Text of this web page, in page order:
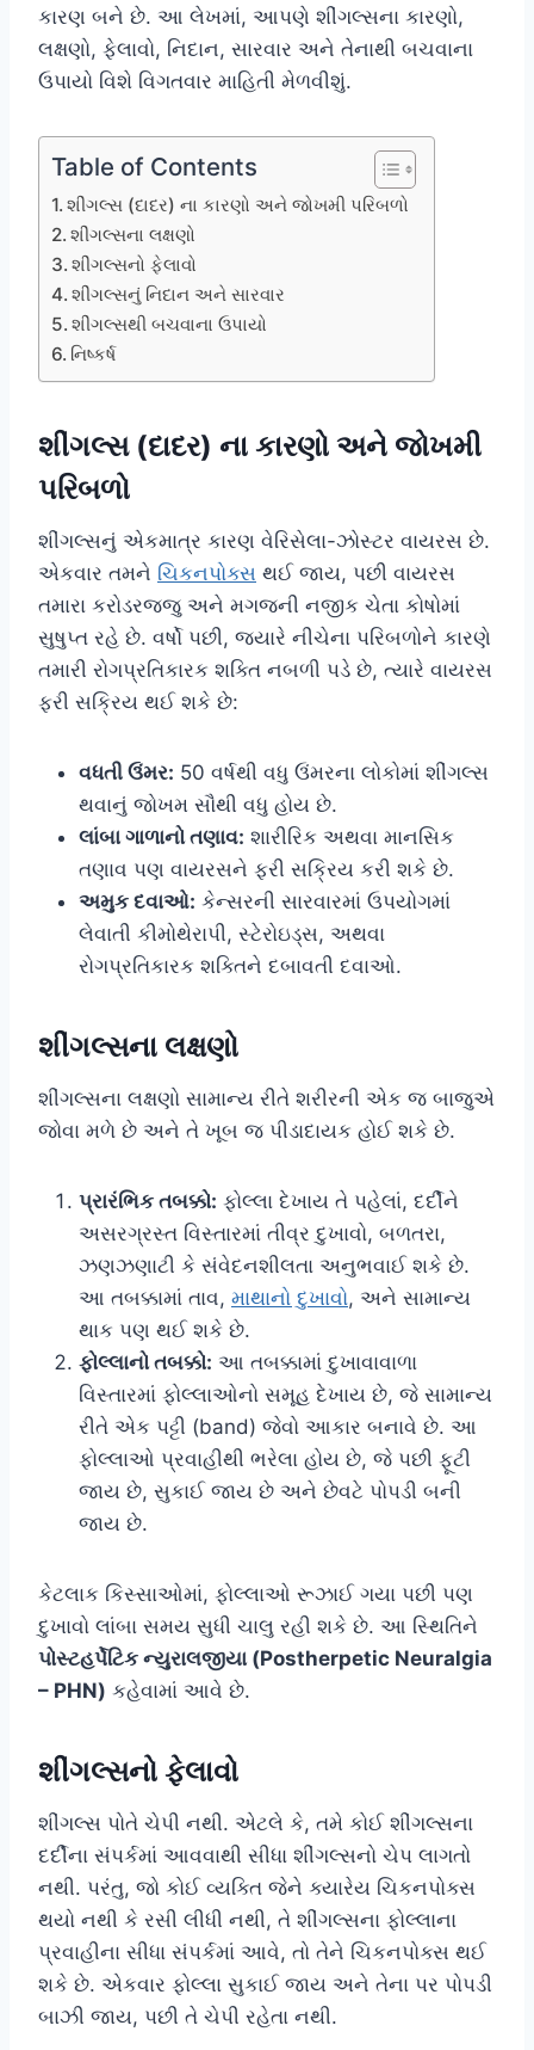
કારણ બને છે. આ લેખમાં, આપણે શીંગલ્સના કારણો,
લક્ષણો, ફેલાવો, નિદાન, સારવાર અને તેનાથી બચવાના
ઉપાયો વિશે વિગતવાર માહિતી મેળવીશું.
Table of Contents
શીંગલ્સ (દાદર) ના કારણો અને જોખમી પરિબળો
શીંગલ્સના લક્ષણો
શીંગલ્સનો ફેલાવો
શીંગલ્સનું નિદાન અને સારવાર
શીંગલ્સથી બચવાના ઉપાયો
નિષ્કર્ષ
શીંગલ્સ (દાદર) ના કારણો અને જોખમી
પરિબળો
શીંગલ્સનું એકમાત્ર કારણ વેરિસેલા-ઝોસ્ટર વાયરસ છે.
એકવાર તમને ચિકનપોક્સ થઈ જાય, પછી વાયરસ
તમારા કરોડરજ્જુ અને મગજની નજીક ચેતા કોષોમાં
સુષુપ્ત રહે છે. વર્ષો પછી, જ્યારે નીચેના પરિબળોને કારણે
તમારી રોગપ્રતિકારક શક્તિ નબળી પડે છે, ત્યારે વાયરસ
ફરી સક્રિય થઈ શકે છે:
વધતી ઉંમર: 50 વર્ષથી વધુ ઉંમરના લોકોમાં શીંગલ્સ
થવાનું જોખમ સૌથી વધુ હોય છે.
લાંબા ગાળાનો તણાવ: શારીરિક અથવા માનસિક
તણાવ પણ વાયરસને ફરી સક્રિય કરી શકે છે.
અમુક દવાઓ: કેન્સરની સારવારમાં ઉપયોગમાં
લેવાતી કીમોથેરાપી, સ્ટેરોઇડ્સ, અથવા
રોગપ્રતિકારક શક્તિને દબાવતી દવાઓ.
શીંગલ્સના લક્ષણો
શીંગલ્સના લક્ષણો સામાન્ય રીતે શરીરની એક જ બાજુએ
જોવા મળે છે અને તે ખૂબ જ પીડાદાયક હોઈ શકે છે.
પ્રારંભિક તબક્કો: ફોલ્લા દેખાય તે પહેલાં, દર્દીને
અસરગ્રસ્ત વિસ્તારમાં તીવ્ર દુખાવો, બળતરા,
ઝણઝણાટી કે સંવેદનશીલતા અનુભવાઈ શકે છે.
આ તબક્કામાં તાવ, માથાનો દુખાવો, અને સામાન્ય
થાક પણ થઈ શકે છે.
ફોલ્લાનો તબક્કો: આ તબક્કામાં દુખાવાવાળા
વિસ્તારમાં ફોલ્લાઓનો સમૂહ દેખાય છે, જે સામાન્ય
રીતે એક પટ્ટી (band) જેવો આકાર બનાવે છે. આ
ફોલ્લાઓ પ્રવાહીથી ભરેલા હોય છે, જે પછી ફૂટી
જાય છે, સુકાઈ જાય છે અને છેવટે પોપડી બની
જાય છે.
કેટલાક કિસ્સાઓમાં, ફોલ્લાઓ રૂઝાઈ ગયા પછી પણ
દુખાવો લાંબા સમય સુધી ચાલુ રહી શકે છે. આ સ્થિતિને
પોસ્ટહર્પેટિક ન્યુરાલજીયા (Postherpetic Neuralgia
– PHN) કહેવામાં આવે છે.
શીંગલ્સનો ફેલાવો
શીંગલ્સ પોતે ચેપી નથી. એટલે કે, તમે કોઈ શીંગલ્સના
દર્દીના સંપર્કમાં આવવાથી સીધા શીંગલ્સનો ચેપ લાગતો
નથી. પરંતુ, જો કોઈ વ્યક્તિ જેને ક્યારેય ચિકનપોક્સ
થયો નથી કે રસી લીધી નથી, તે શીંગલ્સના ફોલ્લાના
પ્રવાહીના સીધા સંપર્કમાં આવે, તો તેને ચિકનપોક્સ થઈ
શકે છે. એકવાર ફોલ્લા સુકાઈ જાય અને તેના પર પોપડી
બાઝી જાય, પછી તે ચેપી રહેતા નથી.